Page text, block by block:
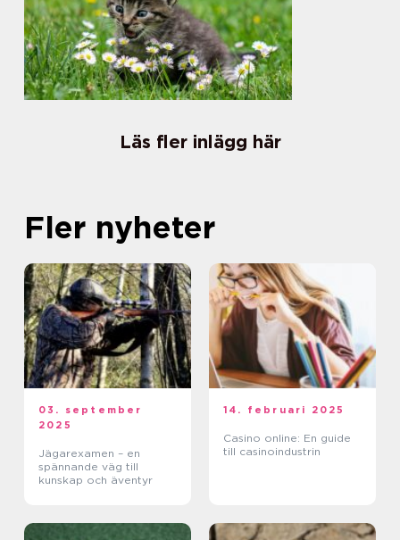
Läs fler inlägg här
Fler nyheter
03. september
2025
Jägarexamen – en
spännande väg till
kunskap och äventyr
14. februari 2025
Casino online: En guide
till casinoindustrin